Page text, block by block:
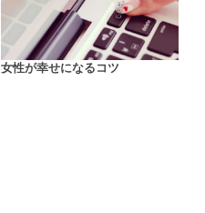
女性が幸せになるコツ